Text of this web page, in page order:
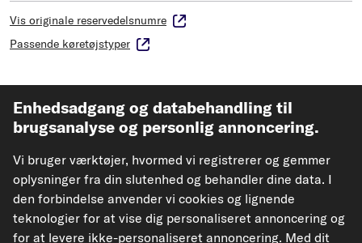
Vis originale reservedelsnumre
Passende køretøjstyper
PAYEN Pakningsring, oliestandsensor
Varenr. KF0016
27,46 kr.
inkl 25 % moms,plus
forsendelsesomkostninger
Leveringstid: 2-4 uger
Enhedsadgang og databehandling til
brugsanalyse og personlig annoncering.
Vi bruger værktøjer, hvormed vi registrerer og gemmer
oplysninger fra din slutenhed og behandler dine data. I
den forbindelse anvender vi cookies og lignende
teknologier for at vise dig personaliseret annoncering og
for at levere ikke-personaliseret annoncering. Med dit